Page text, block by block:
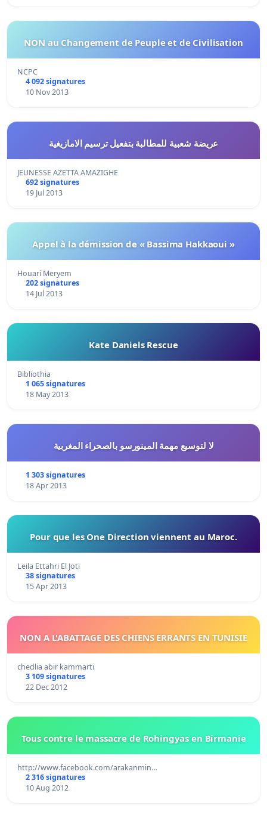
NON au Changement de Peuple et de Civilisation
NCPC
4 092 signatures
10 Nov 2013
عريضة شعبية للمطالبة بتفعيل ترسيم الامازيغية
JEUNESSE AZETTA AMAZIGHE
692 signatures
19 Jul 2013
Appel à la démission de « Bassima Hakkaoui »
Houari Meryem
202 signatures
14 Jul 2013
Kate Daniels Rescue
Bibliothia
1 065 signatures
18 May 2013
لا لتوسيع مهمة المينورسو بالصحراء المغربية
1 303 signatures
18 Apr 2013
Pour que les One Direction viennent au Maroc.
Leila Ettahri El Joti
38 signatures
15 Apr 2013
NON A L'ABATTAGE DES CHIENS ERRANTS EN TUNISIE
chedlia abir kammarti
3 109 signatures
22 Dec 2012
Tous contre le massacre de Rohingyas en Birmanie
http://www.facebook.com/arakanmin…
2 316 signatures
10 Aug 2012